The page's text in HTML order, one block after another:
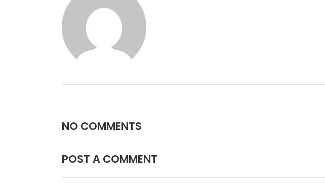
NO COMMENTS
POST A COMMENT